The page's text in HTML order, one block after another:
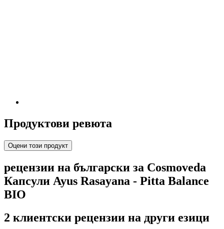
Продуктови ревюта
Оцени този продукт
рецензии на български за Cosmoveda
Капсули Ayus Rasayana - Pitta Balance
BIO
2 клиентски рецензии на други езици